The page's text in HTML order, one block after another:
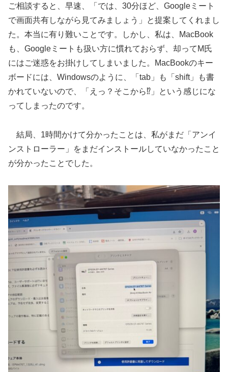
ご相談すると、早速、「では、30分ほど、Googleミート
で画面共有しながら見てみましょう」と提案してくれまし
た。本当に有り難いことです。しかし、私は、MacBook
も、Googleミートも扱い方に慣れておらず、却ってM氏
にはご迷惑をお掛けしてしまいました。MacBookのキー
ボードには、Windowsのように、「tab」も「shift」も書
かれていないので、「えっ？そこから⁉︎」という感じにな
ってしまったのです。
結局、1時間かけて分かったことは、私がまだ「アンイ
ンストローラー」をまだインストールしていなかったこと
が分かったことでした。